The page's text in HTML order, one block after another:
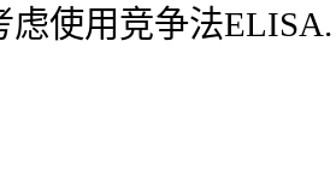
虑使用竞争法ELISA.